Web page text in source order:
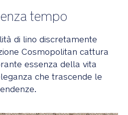
tempo
di lino discretamente
Cosmopolitan cattura
essenza della vita
che trascende le